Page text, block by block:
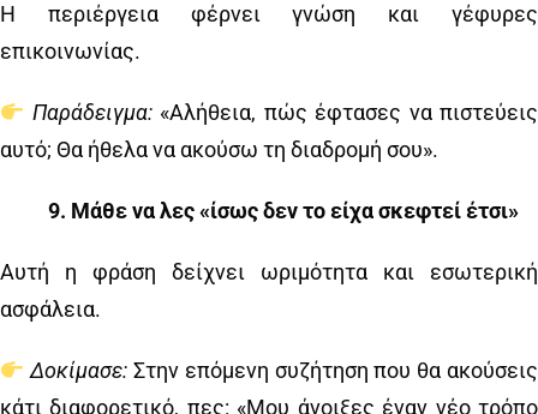
Η περιέργεια φέρνει γνώση και γέφυρες
επικοινωνίας.
Παράδειγμα:«Αλήθεια, πώς έφτασες να πιστεύεις
αυτό; Θα ήθελα να ακούσω τη διαδρομή σου».
9️. Μάθε να λες «ίσως δεν το είχα σκεφτεί έτσι»
Αυτή η φράση δείχνει ωριμότητα και εσωτερική
ασφάλεια.
Δοκίμασε: Στην επόμενη συζήτηση που θα ακούσεις
κάτι διαφορετικό, πες: «Μου άνοιξες έναν νέο τρόπο